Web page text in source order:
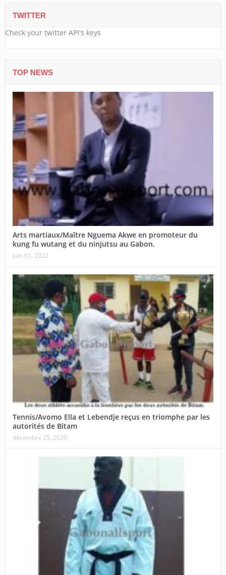
TWITTER
Check your twitter API's keys
TOP NEWS
Arts martiaux/Maître Nguema Akwe en promoteur du
kung fu wutang et du ninjutsu au Gabon.
juin 01, 2022
Tennis/Avomo Ella et Lebendje reçus en triomphe par les
autorités de Bitam
décembre 25, 2020